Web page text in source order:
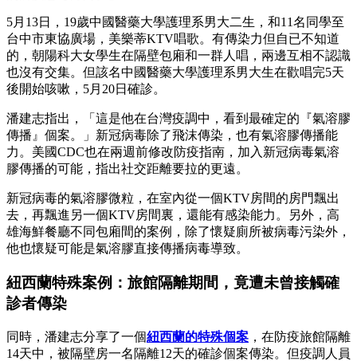
5月13日，19歲中國醫藥大學護理系男大二生，和11名同學至
台中市東協廣場，美樂蒂KTV唱歌。有傳染力但自已不知道
的，朝陽科大女學生在隔壁包廂和一群人唱，兩邊互相不認識
也沒有交集。但該名中國醫藥大學護理系男大生在歡唱完5天
後開始咳嗽，5月20日確診。
潘建志指出，「這是他在台灣疫調中，看到最確定的『氣溶膠
傳播』個案。」新冠病毒除了飛沫傳染，也有氣溶膠傳播能
力。美國CDC也在兩週前修改防疫指南，加入新冠病毒氣溶
膠傳播的可能，指出社交距離要拉的更遠。
新冠病毒的氣溶膠微粒，在室內從一個KTV房間的房門飄出
去，再飄進另一個KTV房間裏，還能有感染能力。另外，高
雄海鮮餐廳不同包廂間的案例，除了懷疑廁所被病毒污染外，
他也懷疑可能是氣溶膠直接傳播病毒導致。
紐西蘭特殊案例：旅館隔離期間，竟遭未曾接觸確
診者傳染
同時，潘建志分享了一個紐西蘭的特殊個案 ，在防疫旅館隔離
14天中，被隔壁房一名隔離12天的確診個案傳染。但疫調人員